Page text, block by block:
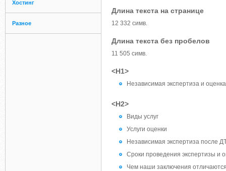
Хостинг
Разное
Длина текста на странице
12 332 симв.
Длина текста без пробелов
11 505 симв.
<H1>
Независимая экспертиза и
<H2>
Виды услуг
Услуги оценки
Независимая экспертиза после
Сроки проведения экспертизы и
Чем наши заключения